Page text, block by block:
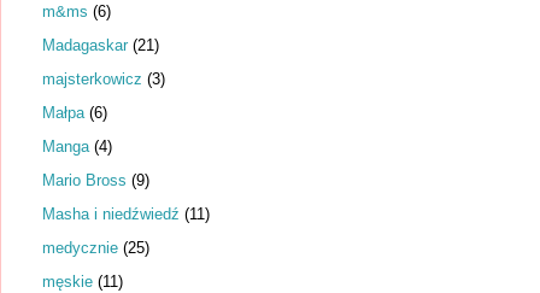
m&ms (6)
Madagaskar (21)
majsterkowicz (3)
Małpa (6)
Manga (4)
Mario Bross (9)
Masha i niedźwiedź (11)
medycznie (25)
męskie (11)